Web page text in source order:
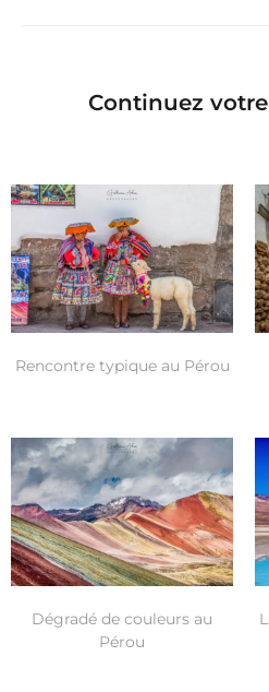
Continuez
Rencontre typique au Pérou
Dégradé de couleurs au
Pérou